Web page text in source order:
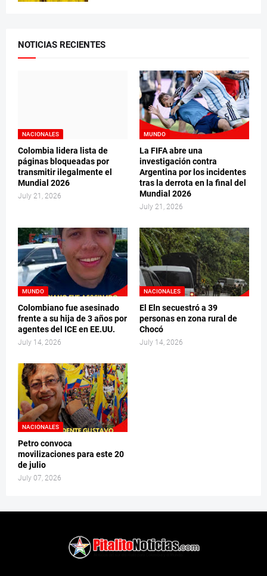
NOTICIAS RECIENTES
NACIONALES
Colombia lidera lista de
páginas bloqueadas por
transmitir ilegalmente el
Mundial 2026
July 21, 2026
MUNDO
La FIFA abre una
investigación contra
Argentina por los incidentes
tras la derrota en la final del
Mundial 2026
July 21, 2026
MUNDO
Colombiano fue asesinado
frente a su hija de 3 años por
agentes del ICE en EE.UU.
July 14, 2026
NACIONALES
El Eln secuestró a 39
personas en zona rural de
Chocó
July 14, 2026
NACIONALES
Petro convoca
movilizaciones para este 20
de julio
July 07, 2026